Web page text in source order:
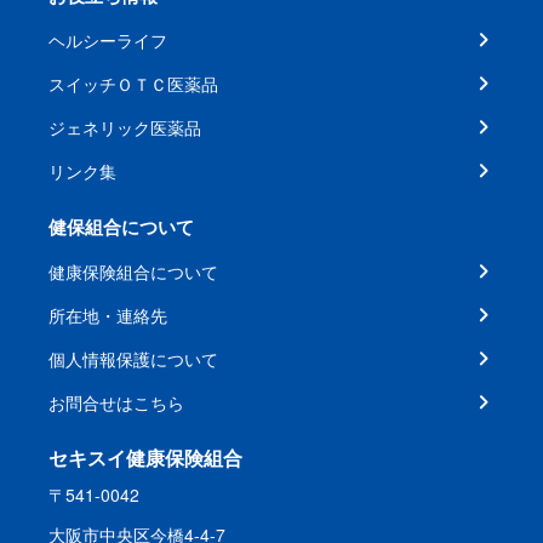
ヘルシーライフ
スイッチＯＴＣ医薬品
ジェネリック医薬品
リンク集
健保組合について
健康保険組合について
所在地・連絡先
個人情報保護について
お問合せはこちら
セキスイ健康保険組合
〒541-0042
大阪市中央区今橋4-4-7